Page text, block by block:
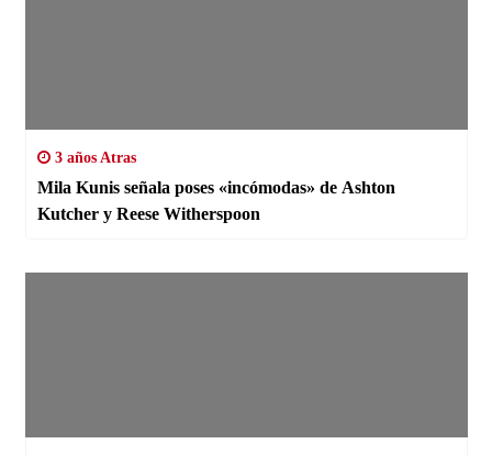
3 años Atras
Mila Kunis señala poses «incómodas» de Ashton
Kutcher y Reese Witherspoon